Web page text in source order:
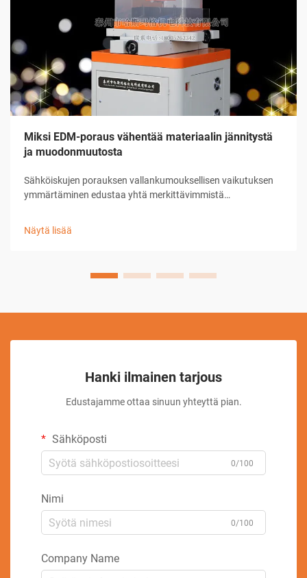
Miksi EDM-poraus vähentää materiaalin jännitystä
ja muodonmuutosta
Sähköiskujen porauksen vallankumouksellisen vaikutuksen
ymmärtäminen edustaa yhtä merkittävimmistä
teollisuudet suhtautuvat esimerkiksi ennen ...
Näytä lisää
Hanki ilmainen tarjous
Edustajamme ottaa sinuun yhteyttä pian.
Sähköposti
0/100
Nimi
0/100
Company Name